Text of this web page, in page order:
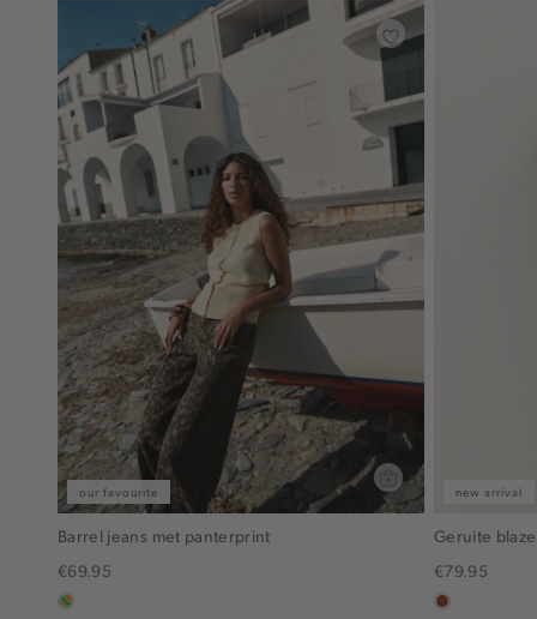
our favourite
Barrel jeans met panterprint
€69.95
meerkleurig
new arrival
Geruite
€79.95
bruin